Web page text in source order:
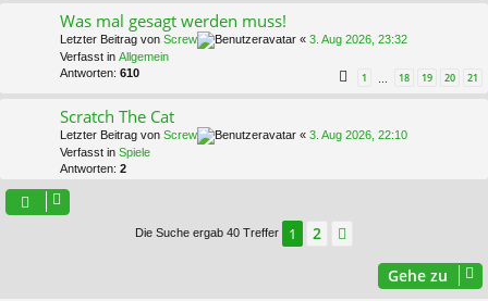
Was mal gesagt werden muss!
Letzter Beitrag von Screw « 3. Aug 2026, 23:32
Verfasst in Allgemein
Antworten: 610 1 … 18 19 20 21
Scratch The Cat
Letzter Beitrag von Screw « 3. Aug 2026, 22:10
Verfasst in Spiele
Antworten: 2
Die Suche ergab 40 Treffer 1 2
Gehe zu